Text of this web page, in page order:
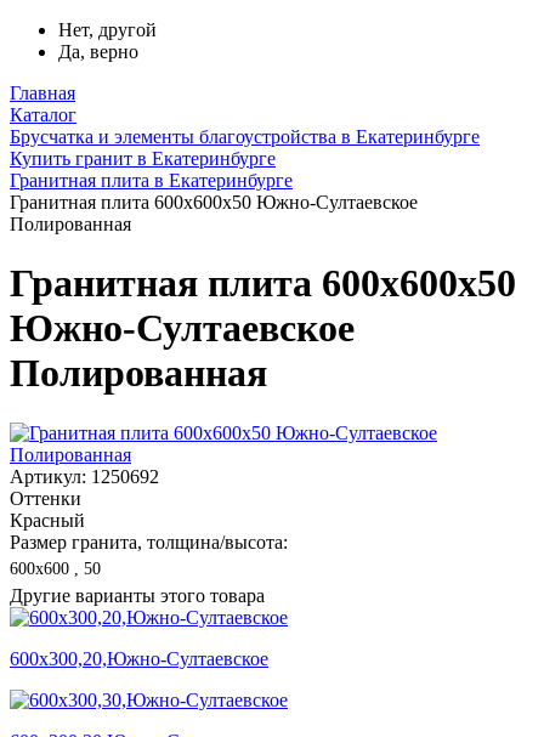
Нет, другой
Да, верно
Главная
Каталог
Брусчатка и элементы благоустройства в Екатеринбурге
Купить гранит в Екатеринбурге
Гранитная плита в Екатеринбурге
Гранитная плита 600х600x50 Южно-Султаевское
Полированная
Гранитная плита 600х600x50
Южно-Султаевское
Полированная
Артикул: 1250692
Оттенки
Красный
Размер гранита, толщина/высота:
600х600 , 50
Другие варианты этого товара
600х300,20,Южно-Султаевское